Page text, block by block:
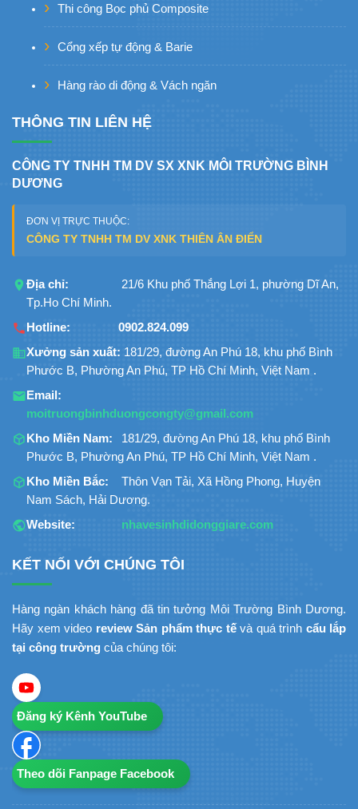
Thi công Bọc phủ Composite
Cổng xếp tự động & Barie
Hàng rào di động & Vách ngăn
THÔNG TIN LIÊN HỆ
CÔNG TY TNHH TM DV SX XNK MÔI TRƯỜNG BÌNH
DƯƠNG
ĐƠN VỊ TRỰC THUỘC:
CÔNG TY TNHH TM DV XNK THIÊN ÂN ĐIỂN
Địa chỉ:
21/6 Khu phố Thắng Lợi 1, phường Dĩ An,
Tp.Ho Chí Minh.
Hotline:
0902.824.099
Xưởng sản xuất: 181/29, đường An Phú 18, khu phố Bình
Phước B, Phường An Phú, TP Hồ Chí Minh, Việt Nam .
Email:
moitruongbinhduongcongty@gmail.com
Kho Miền Nam:
181/29, đường An Phú 18, khu phố Bình
Phước B, Phường An Phú, TP Hồ Chí Minh, Việt Nam .
Kho Miền Bắc:
Thôn Vạn Tải, Xã Hồng Phong, Huyện
Nam Sách, Hải Dương.
Website:
nhavesinhdidonggiare.com
KẾT NỐI VỚI CHÚNG TÔI
Hàng ngàn khách hàng đã tin tưởng Môi Trường Bình Dương.
Hãy xem video review Sản phẩm thực tếvà quá trình cẩu lắp
tại công trường của chúng tôi:
Đăng ký Kênh YouTube
Theo dõi Fanpage Facebook